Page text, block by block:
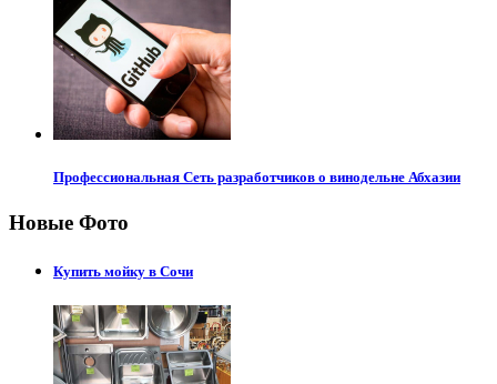
Профессиональная Сеть разработчиков о винодельне Абхазии
Новые Фото
Купить мойку в Сочи